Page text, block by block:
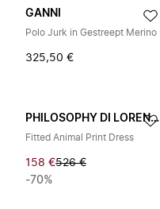
GANNI
Polo Jurk in Gestreept Merino
325,50 €
PHILOSOPHY DI LORENZO SERAFINI
Fitted Animal Print Dress
158 €526 €
-70%